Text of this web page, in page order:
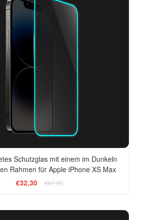
Schutzglas mit einem im Dunkeln
Rahmen für Apple iPhone XS Max
€32,30
€47,90